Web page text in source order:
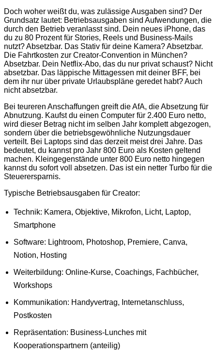
Doch woher weißt du, was zulässige Ausgaben sind? Der
Grundsatz lautet: Betriebsausgaben sind Aufwendungen, die
durch den Betrieb veranlasst sind. Dein neues iPhone, das
du zu 80 Prozent für Stories, Reels und Business-Mails
nutzt? Absetzbar. Das Stativ für deine Kamera? Absetzbar.
Die Fahrtkosten zur Creator-Convention in München?
Absetzbar. Dein Netflix-Abo, das du nur privat schaust? Nicht
absetzbar. Das läppische Mittagessen mit deiner BFF, bei
dem ihr nur über private Urlaubspläne geredet habt? Auch
nicht absetzbar.
Bei teureren Anschaffungen greift die AfA, die Absetzung für
Abnutzung. Kaufst du einen Computer für 2.400 Euro netto,
wird dieser Betrag nicht im selben Jahr komplett abgezogen,
sondern über die betriebsgewöhnliche Nutzungsdauer
verteilt. Bei Laptops sind das derzeit meist drei Jahre. Das
bedeutet, du kannst pro Jahr 800 Euro als Kosten geltend
machen. Kleingegenstände unter 800 Euro netto hingegen
kannst du sofort voll absetzen. Das ist ein netter Turbo für die
Steuerersparnis.
Typische Betriebsausgaben für Creator:
Technik: Kamera, Objektive, Mikrofon, Licht, Laptop,
Smartphone
Software: Lightroom, Photoshop, Premiere, Canva,
Notion, Hosting
Weiterbildung: Online-Kurse, Coachings, Fachbücher,
Workshops
Kommunikation: Handyvertrag, Internetanschluss,
Postkosten
Repräsentation: Business-Lunches mit
Kooperationspartnern (anteilig)